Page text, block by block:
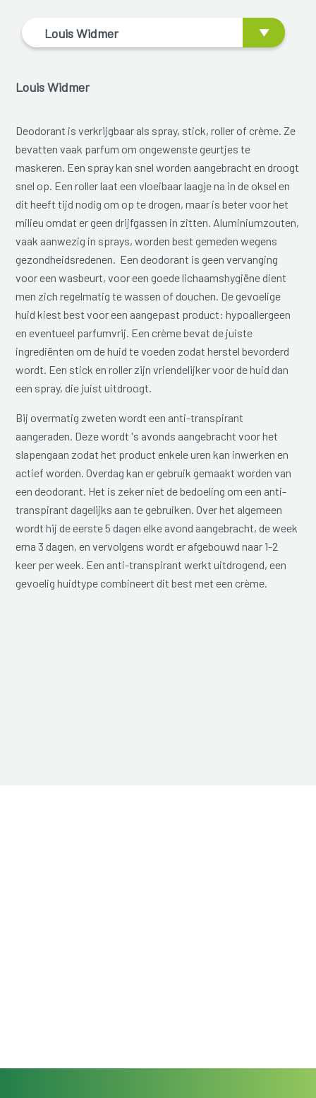
Louis Widmer
Louis Widmer
Deodorant is verkrijgbaar als spray, stick, roller of crème. Ze
bevatten vaak parfum om ongewenste geurtjes te
maskeren. Een spray kan snel worden aangebracht en droogt
snel op. Een roller laat een vloeibaar laagje na in de oksel en
dit heeft tijd nodig om op te drogen, maar is beter voor het
milieu omdat er geen drijfgassen in zitten. Aluminiumzouten,
vaak aanwezig in sprays, worden best gemeden wegens
gezondheidsredenen. Een deodorant is geen vervanging
voor een wasbeurt, voor een goede lichaamshygiëne dient
men zich regelmatig te wassen of douchen. De gevoelige
huid kiest best voor een aangepast product: hypoallergeen
en eventueel parfumvrij. Een crème bevat de juiste
ingrediënten om de huid te voeden zodat herstel bevorderd
wordt. Een stick en roller zijn vriendelijker voor de huid dan
een spray, die juist uitdroogt.
Bij overmatig zweten wordt een anti-transpirant
aangeraden. Deze wordt 's avonds aangebracht voor het
slapengaan zodat het product enkele uren kan inwerken en
actief worden. Overdag kan er gebruik gemaakt worden van
een deodorant. Het is zeker niet de bedoeling om een anti-
transpirant dagelijks aan te gebruiken. Over het algemeen
wordt hij de eerste 5 dagen elke avond aangebracht, de week
erna 3 dagen, en vervolgens wordt er afgebouwd naar 1-2
keer per week. Een anti-transpirant werkt uitdrogend, een
gevoelig huidtype combineert dit best met een crème.